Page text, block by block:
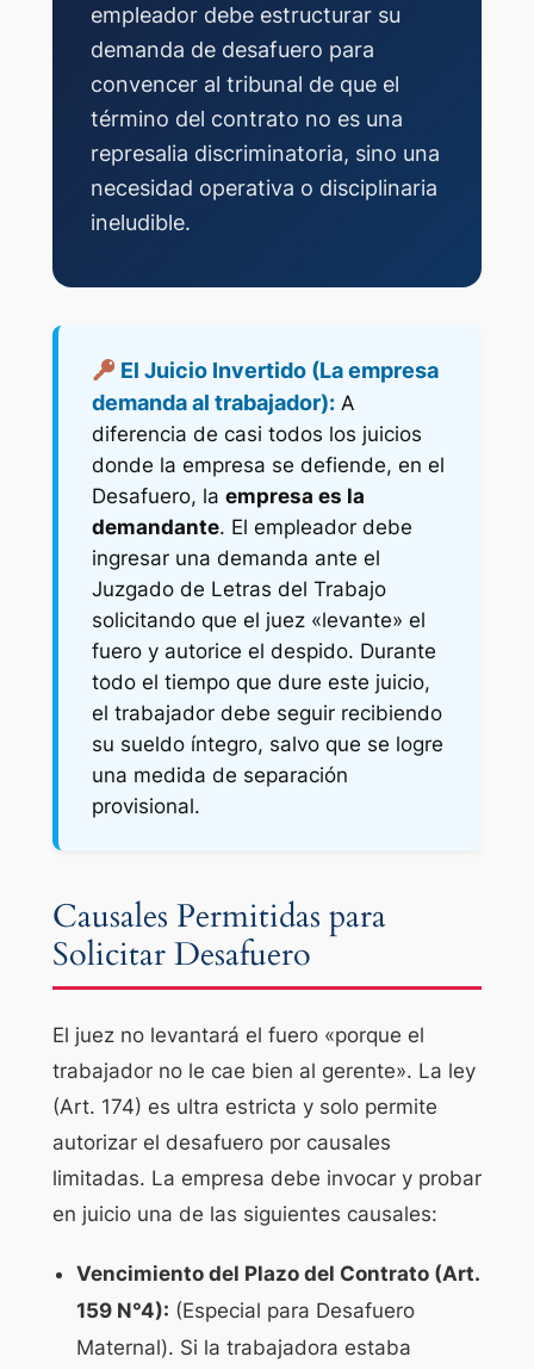
empleador debe estructurar su
demanda de desafuero para
convencer al tribunal de que el
término del contrato no es una
represalia discriminatoria, sino una
necesidad operativa o disciplinaria
ineludible.
El Juicio Invertido (La empresa
demanda al trabajador):A
diferencia de casi todos los juicios
donde la empresa se defiende, en el
Desafuero, la empresa es la
demandante. El empleador debe
ingresar una demanda ante el
Juzgado de Letras del Trabajo
solicitando que el juez «levante» el
fuero y autorice el despido. Durante
todo el tiempo que dure este juicio,
el trabajador debe seguir recibiendo
su sueldo íntegro, salvo que se logre
una medida de separación
provisional.
Causales Permitidas para
Solicitar Desafuero
El juez no levantará el fuero «porque el
trabajador no le cae bien al gerente». La ley
(Art. 174) es ultra estricta y solo permite
autorizar el desafuero por causales
limitadas. La empresa debe invocar y probar
en juicio una de las siguientes causales:
Vencimiento del Plazo del Contrato (Art.
159 N°4): (Especial para Desafuero
Maternal). Si la trabajadora estaba